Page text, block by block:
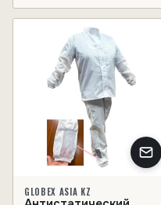
GLOBEX ASIA KZ